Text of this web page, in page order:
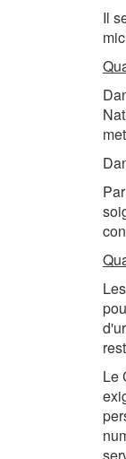
Il
Le